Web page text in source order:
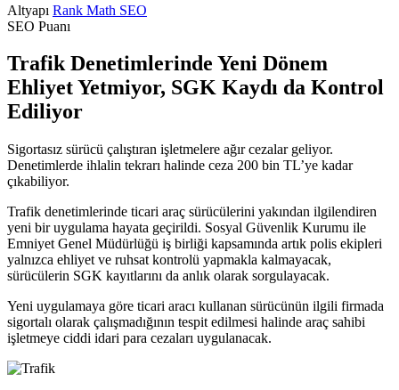
Altyapı Rank Math SEO
SEO Puanı
Trafik Denetimlerinde Yeni Dönem
Ehliyet Yetmiyor, SGK Kaydı da Kontrol
Ediliyor
Sigortasız sürücü çalıştıran işletmelere ağır cezalar geliyor.
Denetimlerde ihlalin tekrarı halinde ceza 200 bin TL’ye kadar
çıkabiliyor.
Trafik denetimlerinde ticari araç sürücülerini yakından ilgilendiren
yeni bir uygulama hayata geçirildi. Sosyal Güvenlik Kurumu ile
Emniyet Genel Müdürlüğü iş birliği kapsamında artık polis ekipleri
yalnızca ehliyet ve ruhsat kontrolü yapmakla kalmayacak,
sürücülerin SGK kayıtlarını da anlık olarak sorgulayacak.
Yeni uygulamaya göre ticari aracı kullanan sürücünün ilgili firmada
sigortalı olarak çalışmadığının tespit edilmesi halinde araç sahibi
işletmeye ciddi idari para cezaları uygulanacak.